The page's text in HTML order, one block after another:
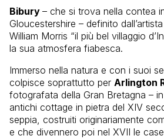
Bibury – che si trova nella contea
Gloucestershire – definito
William Morris “il più bel villaggio
la sua atmosfera fiabesca.
Immerso nella natura e con i suoi
colpisce soprattutto per Arlington
fotografata della Gran Bretagna –
antichi cottage in pietra del XIV
seppia, costruiti originariamente
e che divennero poi nel XVII le